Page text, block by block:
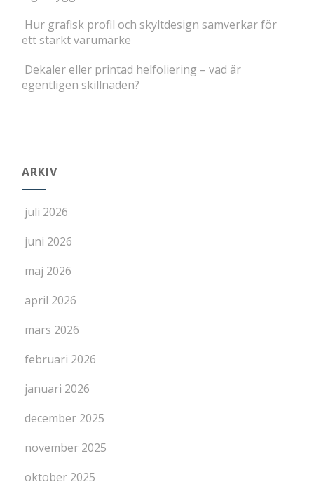
Hur grafisk profil och skyltdesign samverkar för
ett starkt varumärke
Dekaler eller printad helfoliering – vad är
egentligen skillnaden?
ARKIV
juli 2026
juni 2026
maj 2026
april 2026
mars 2026
februari 2026
januari 2026
december 2025
november 2025
oktober 2025